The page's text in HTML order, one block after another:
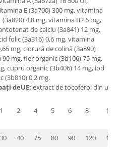
E (3a700) 300 mg, vitamina
4,8 mg, vitamina B2 6 mg,
de calciu (3a841) 12 mg,
folic (3a316) 0,6 mg, vitamina
mg, clorură de colină (3a890)
mg, fier organic (3b106) 75 mg,
cupru organic (3b406) 14 mg, iod
(3b810) 0,2 mg.
deUE: extract de tocoferol din
1 2 4 5 6 8 10
30 40 75 80 90 120 130